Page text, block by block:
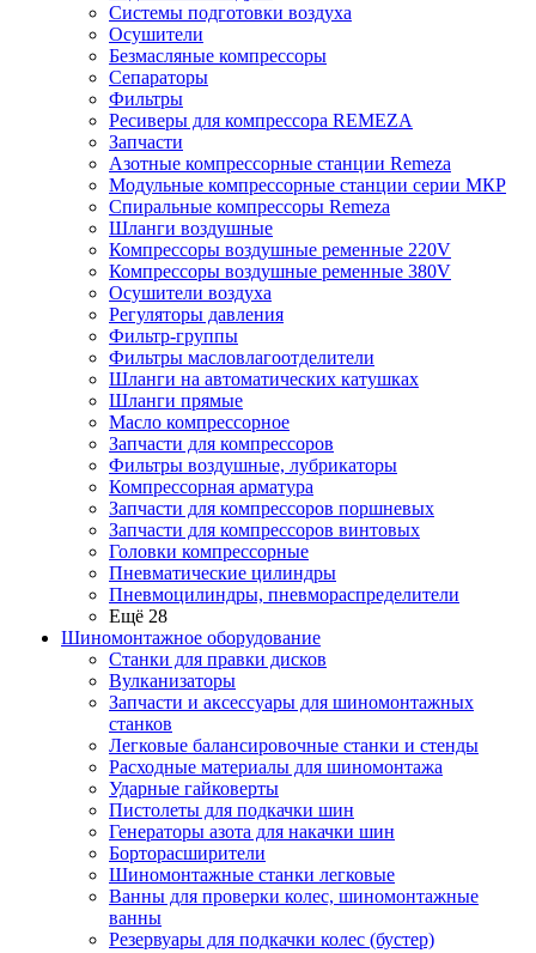
Системы подготовки воздуха
Осушители
Безмасляные компрессоры
Сепараторы
Фильтры
Ресиверы для компрессора REMEZA
Запчасти
Азотные компрессорные станции Remeza
Модульные компрессорные станции серии МКР
Спиральные компрессоры Remeza
Шланги воздушные
Компрессоры воздушные ременные 220V
Компрессоры воздушные ременные 380V
Осушители воздуха
Регуляторы давления
Фильтр-группы
Фильтры масловлагоотделители
Шланги на автоматических катушках
Шланги прямые
Масло компрессорное
Запчасти для компрессоров
Фильтры воздушные, лубрикаторы
Компрессорная арматура
Запчасти для компрессоров поршневых
Запчасти для компрессоров винтовых
Головки компрессорные
Пневматические цилиндры
Пневмоцилиндры, пневмораспределители
Ещё 28
Шиномонтажное оборудование
Станки для правки дисков
Вулканизаторы
Запчасти и аксессуары для шиномонтажных
станков
Легковые балансировочные станки и стенды
Расходные материалы для шиномонтажа
Ударные гайковерты
Пистолеты для подкачки шин
Генераторы азота для накачки шин
Борторасширители
Шиномонтажные станки легковые
Ванны для проверки колес, шиномонтажные
ванны
Резервуары для подкачки колес (бустер)